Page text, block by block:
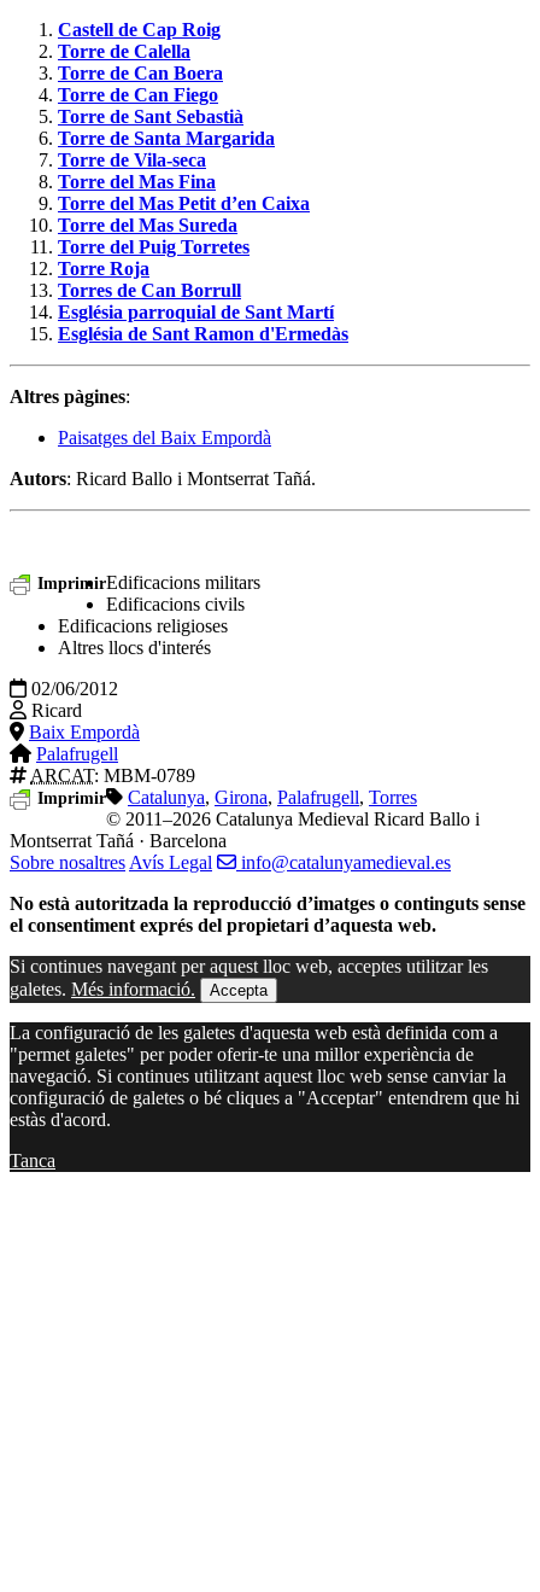
Castell de Cap Roig
Torre de Calella
Torre de Can Boera
Torre de Can Fiego
Torre de Sant Sebastià
Torre de Santa Margarida
Torre de Vila-seca
Torre del Mas Fina
Torre del Mas Petit d’en Caixa
Torre del Mas Sureda
Torre del Puig Torretes
Torre Roja
Torres de Can Borrull
Església parroquial de Sant Martí
Església de Sant Ramon d'Ermedàs
Altres pàgines:
Paisatges del Baix Empordà
Autors: Ricard Ballo i Montserrat Tañá.
ImprimirEdificacions militars
Edificacions civils
Edificacions religioses
Altres llocs d'interés
02/06/2012
Ricard
Baix Empordà
Palafrugell
ARCAT: MBM-0789
Imprimir Catalunya, Girona, Palafrugell, Torres
© 2011–2026 Catalunya Medieval Ricard Ballo i
Montserrat Tañá · Barcelona
Sobre nosaltres Avís Legal
info@catalunyamedieval.es
No està autoritzada la reproducció d’imatges o continguts sense
el consentiment exprés del propietari d’aquesta web.
Si continues navegant per aquest lloc web, acceptes utilitzar les
galetes. Més informació. Accepta
La configuració de les galetes d'aquesta web està definida com a
"permet galetes" per poder oferir-te una millor experiència de
navegació. Si continues utilitzant aquest lloc web sense canviar la
configuració de galetes o bé cliques a "Acceptar" entendrem que hi
estàs d'acord.
Tanca